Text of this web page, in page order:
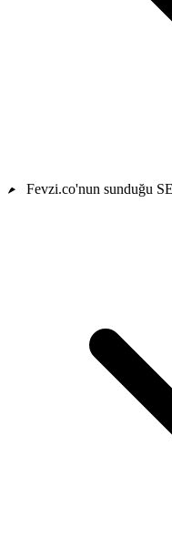
Fevzi.co'nun sunduğu